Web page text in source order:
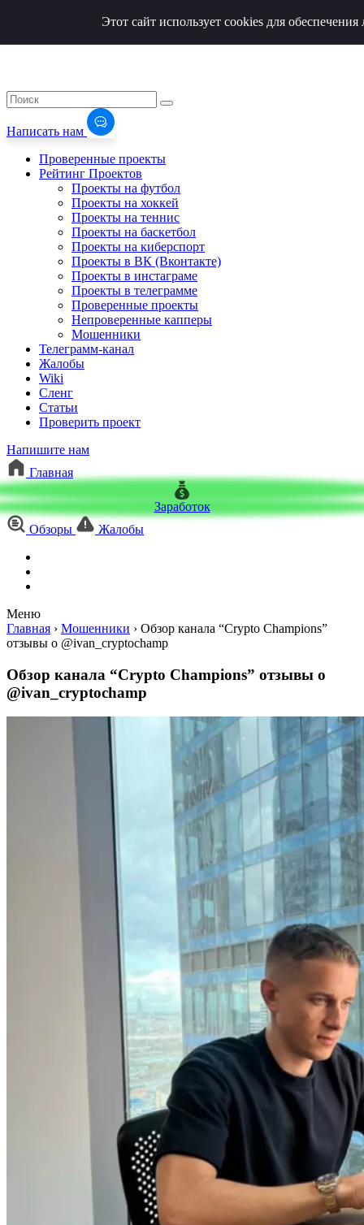
Написать нам
Проверенные проекты
Рейтинг Проектов
Проекты на футбол
Проекты на хоккей
Проекты на теннис
Проекты на баскетбол
Проекты на киберспорт
Проекты в ВК (Вконтакте)
Проекты в инстаграме
Проекты в телеграмме
Проверенные проекты
Непроверенные капперы
Мошенники
Телеграмм-канал
Жалобы
Wiki
Сленг
Статьи
Проверить проект
Напишите нам
Главная
Заработок
Обзоры
Жалобы
Меню
Этот сайт использует cookies для
Главная › Мошенники › Обзор канала “Crypto Champions”
отзывы о @ivan_cryptochamp
Обзор канала “Crypto Champions” отзывы о
@ivan_cryptochamp